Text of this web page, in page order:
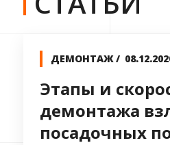
ДЕМОНТАЖ
Этапы и
демонтажа
посадочных